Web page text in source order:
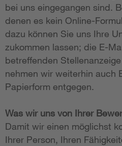
bei uns eingegangen sind.
denen es kein Online-
dazu können Sie uns Ihre
zukommen lassen; die E-
betreffenden
nehmen wir weiterhin auch
Papierform entgegen.
Was wir uns von Ihrer
Damit wir einen möglichst
Ihrer Person, Ihren